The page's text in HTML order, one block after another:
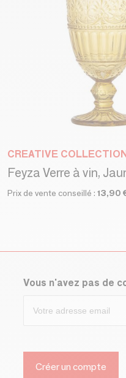
CREATIVE
Feyza Verre à vin,
Prix de vente conseillé : 13,90
Vous n'avez pas de